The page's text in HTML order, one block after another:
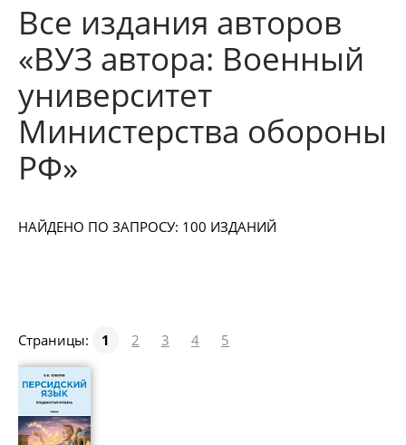
Все издания авторов
«ВУЗ автора: Военный
университет
Министерства обороны
РФ»
НАЙДЕНО ПО ЗАПРОСУ: 100 ИЗДАНИЙ
Страницы: 1 2 3 4 5